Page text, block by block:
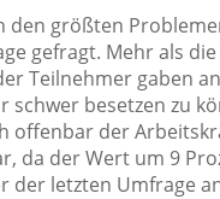
den größten
gefragt. Mehr als
Teilnehmer gaben
schwer besetzen zu
offenbar der
da der Wert um 9
der letzten Umfrage